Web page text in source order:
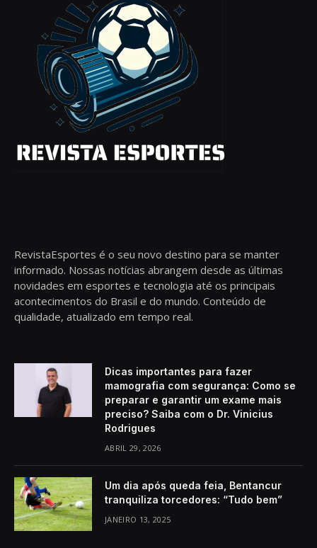
RevistaEsportes é o seu novo destino para se manter
informado. Nossas notícias abrangem desde as últimas
novidades em esportes e tecnologia até os principais
acontecimentos do Brasil e do mundo. Conteúdo de
qualidade, atualizado em tempo real.
Dicas importantes para fazer
mamografia com segurança: Como se
preparar e garantir um exame mais
preciso? Saiba com o Dr. Vinicius
Rodrigues
ABRIL 29, 2026
Um dia após queda feia, Bentancur
tranquiliza torcedores: “Tudo bem”
JANEIRO 13, 2025